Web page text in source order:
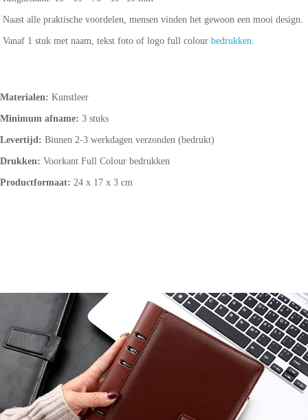
Naast alle praktische voordelen, mensen vinden het gewoon een mooi design.
Vanaf 1 stuk met naam, tekst foto of logo full colour bedrukken.
Materialen: Kunstleer
Minimum afname: 3 stuks
Levertijd: Binnen 2-3 werkdagen verzonden (bedrukt)
Drukken: Voorkant Full Colour bedrukken
Productformaat: 24 x 17 x 3 cm